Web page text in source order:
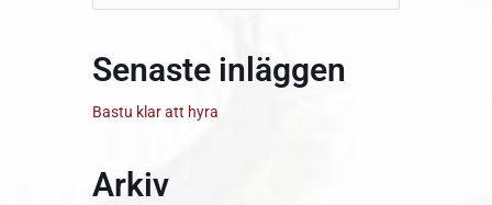
efter:
Senaste inläggen
Bastu klar att hyra
Arkiv